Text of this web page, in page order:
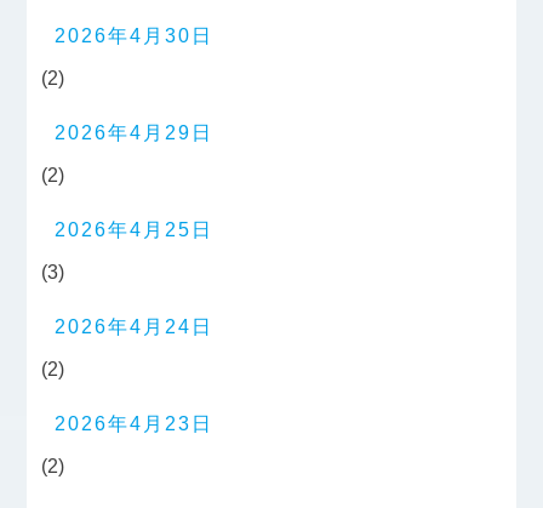
2026年4月30日
(2)
2026年4月29日
(2)
2026年4月25日
(3)
2026年4月24日
(2)
2026年4月23日
(2)